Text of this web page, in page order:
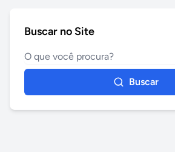
Buscar no Site
Buscar